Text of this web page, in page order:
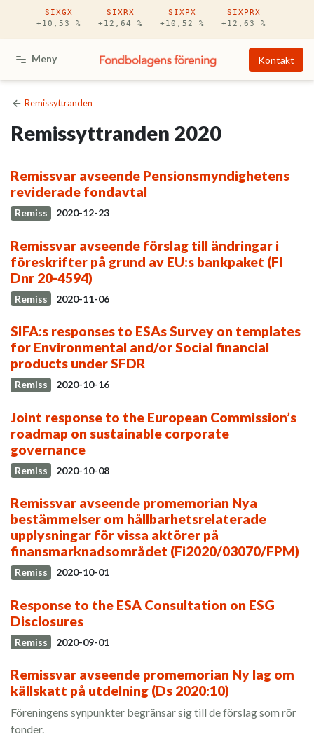
Hoppa till huvudinnehåll
SIXGX
+10,53 %
SIXRX
+12,64 %
SIXPX
+10,52 %
SIXPRX
+12,63 %
Meny Kontakt
Remissyttranden
Remissyttranden 2020
Remissvar avseende Pensionsmyndighetens
reviderade fondavtal
Remiss 2020-12-23
Remissvar avseende förslag till ändringar i
föreskrifter på grund av EU:s bankpaket (FI
Dnr 20-4594)
Remiss 2020-11-06
SIFA:s responses to ESAs Survey on templates
for Environmental and/or Social financial
products under SFDR
Remiss 2020-10-16
Joint response to the European Commission’s
roadmap on sustainable corporate
governance
Remiss 2020-10-08
Remissvar avseende promemorian Nya
bestämmelser om hållbarhetsrelaterade
upplysningar för vissa aktörer på
finansmarknadsområdet (Fi2020/03070/FPM)
Remiss 2020-10-01
Response to the ESA Consultation on ESG
Disclosures
Remiss 2020-09-01
Remissvar avseende promemorian Ny lag om
källskatt på utdelning (Ds 2020:10)
Föreningens synpunkter begränsar sig till de förslag som rör
fonder.